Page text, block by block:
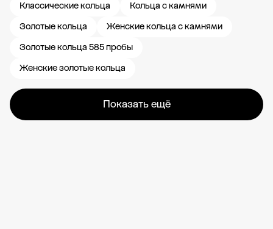
Классические кольца
Кольца с камнями
Золотые кольца
Женские кольца с камнями
Золотые кольца 585 пробы
Женские золотые кольца
Показать ещё